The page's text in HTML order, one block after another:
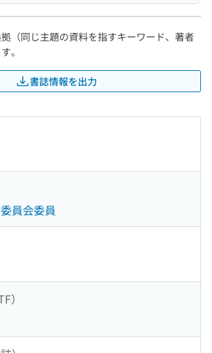
（同じ主題の資料を指すキーワード、著者
。
書誌情報を出力
員会委員
）